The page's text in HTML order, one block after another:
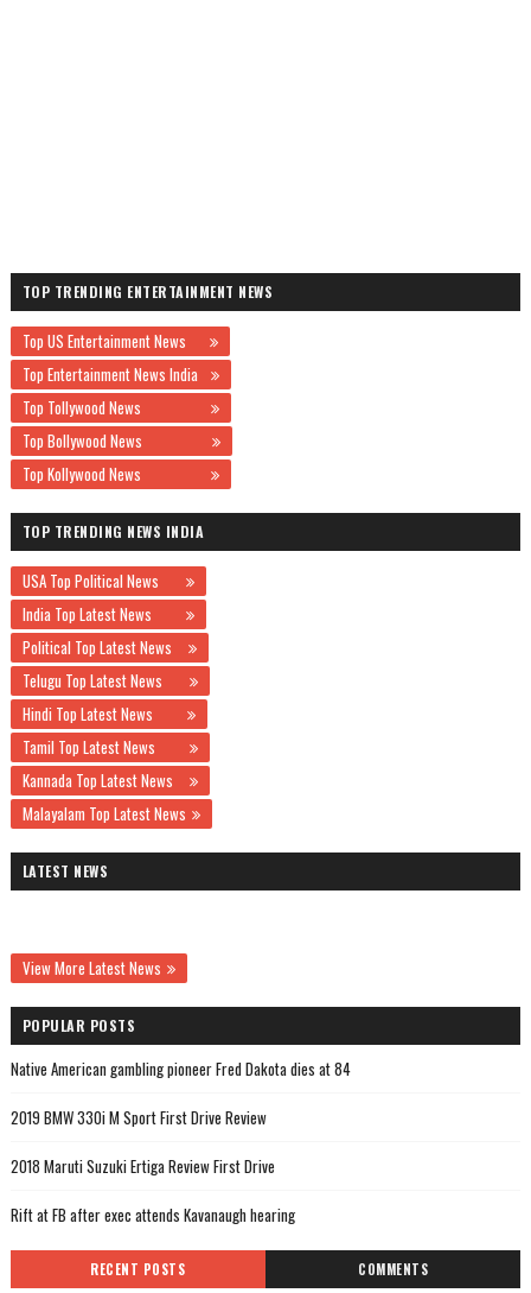
TOP TRENDING ENTERTAINMENT NEWS
Top US Entertainment News
Top Entertainment News India
Top Tollywood News
Top Bollywood News
Top Kollywood News
TOP TRENDING NEWS INDIA
USA Top Political News
India Top Latest News
Political Top Latest News
Telugu Top Latest News
Hindi Top Latest News
Tamil Top Latest News
Kannada Top Latest News
Malayalam Top Latest News
LATEST NEWS
View More Latest News
POPULAR POSTS
Native American gambling pioneer Fred Dakota dies at 84
2019 BMW 330i M Sport First Drive Review
2018 Maruti Suzuki Ertiga Review First Drive
Rift at FB after exec attends Kavanaugh hearing
RECENT POSTS COMMENTS